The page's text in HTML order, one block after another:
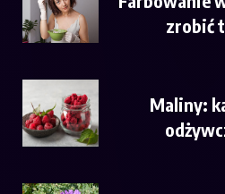
zrobić
Maliny: